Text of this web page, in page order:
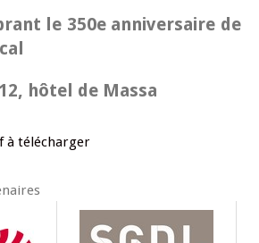
le 350e anniversaire de
hôtel de Massa
à télécharger